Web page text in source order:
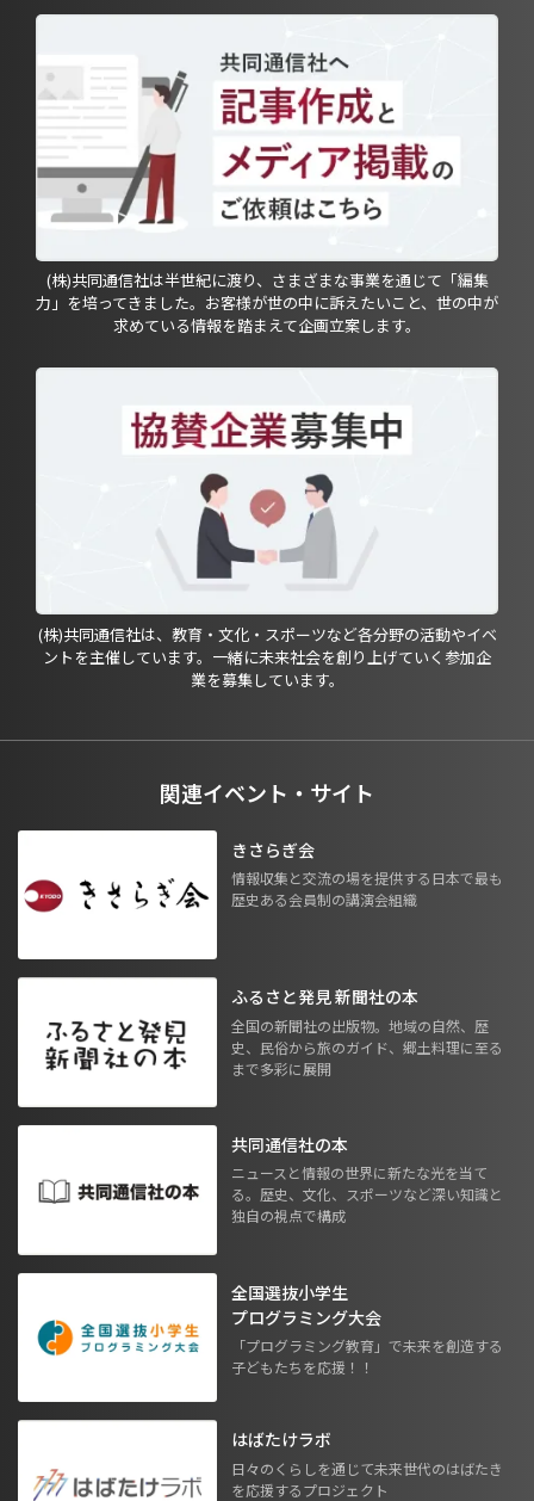
(株)共同通信社は半世紀に渡り、さまざまな事業を通じて「編集
力」を培ってきました。お客様が世の中に訴えたいこと、世の中が
求めている情報を踏まえて企画立案します。
(株)共同通信社は、教育・文化・スポーツなど各分野の活動やイベ
ントを主催しています。一緒に未来社会を創り上げていく参加企
業を募集しています。
関連イベント・サイト
きさらぎ会
情報収集と交流の場を提供する日本で最も
歴史ある会員制の講演会組織
ふるさと発見 新聞社の本
全国の新聞社の出版物。地域の自然、歴
史、民俗から旅のガイド、郷土料理に至る
まで多彩に展開
共同通信社の本
ニュースと情報の世界に新たな光を当て
る。歴史、文化、スポーツなど深い知識と
独自の視点で構成
全国選抜小学生
プログラミング大会
「プログラミング教育」で未来を創造する
子どもたちを応援！！
はばたけラボ
日々のくらしを通じて未来世代のはばたき
を応援するプロジェクト